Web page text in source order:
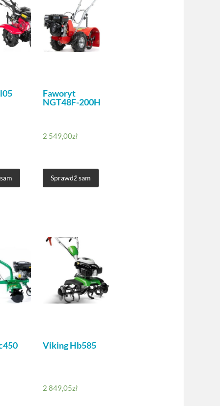
Faworyt
NGT48F-200H
2 549,00zł
Sprawdź sam
Viking Hb585
2 849,05zł